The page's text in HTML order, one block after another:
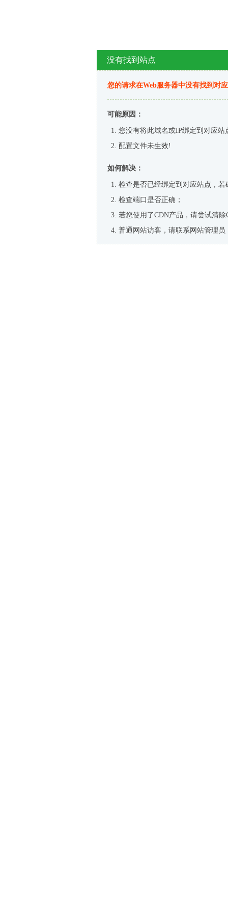
没有找到站点
您的请求在Web服务器中没有找到对
可能原因：
您没有将此域名或IP绑定到对应站
配置文件未生效!
如何解决：
检查是否已经绑定到对应站点，
检查端口是否正确；
若您使用了CDN产品，请尝试清除
普通网站访客，请联系网站管理员